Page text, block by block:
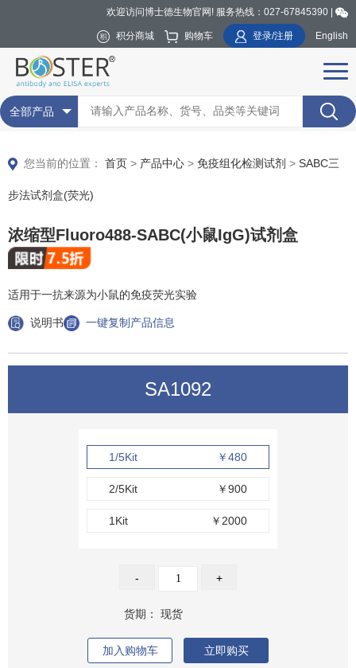
欢迎访问博士德生物官网! 服务热线：027-67845390 |
积分商城 购物车 登录/注册 English
全部产品
您当前的位置： 首页 > 产品中心 > 免疫组化检测试剂 > SABC三
步法试剂盒(荧光)
浓缩型Fluoro488-SABC(小鼠IgG)试剂盒
适用于一抗来源为小鼠的免疫荧光实验
说明书 一键复制产品信息
SA1092
1/5Kit ￥480
2/5Kit ￥900
1Kit ￥2000
- +
货期： 现货
加入购物车 立即购买